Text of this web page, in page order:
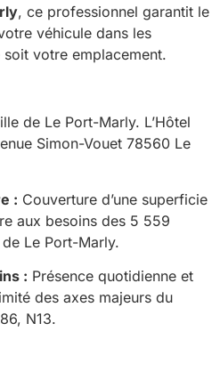
, ce professionnel garantit le
véhicule dans les
votre emplacement.
de Le Port-Marly. L’Hôtel
Simon-Vouet 78560 Le
: Couverture d’une superficie
aux besoins des 5 559
Le Port-Marly.
: Présence quotidienne et
des axes majeurs du
N13.